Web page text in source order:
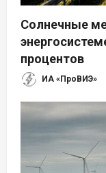
Солнечные
процентов
ИА «ПроВИЭ»